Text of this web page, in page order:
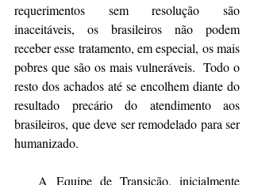
requerimentos sem resolução são
inaceitáveis, os brasileiros não podem
receber esse tratamento, em especial, os mais
pobres que são os mais vulneráveis.  Todo o
resto dos achados até se encolhem diante do
resultado precário do atendimento aos
brasileiros, que deve ser remodelado para ser
humanizado.